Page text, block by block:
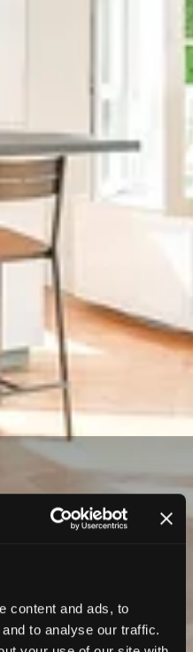
content and ads, to
to analyse our traffic.